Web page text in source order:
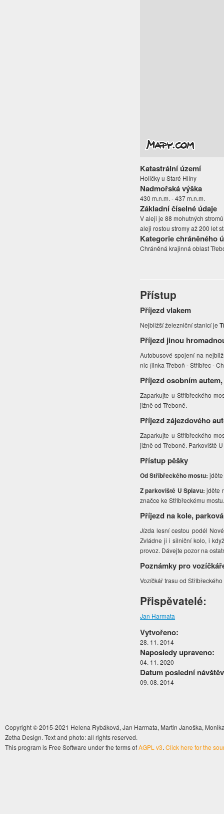
Katastrální území
Holičky u Staré Hlíny
Nadmořská výška
430 m.n.m. - 437 m.n.m.
Základní číselné údaje
V aleji je 88 mohutných
aleji rostou stromy až 200 let
Kategorie chráněného
Chráněná krajinná oblast
Přístup
Příjezd vlakem
Nejbližší železniční stanicí je
Příjezd jinou
Autobusové spojení na
nic (linka Třeboň - Stříbřec -
Příjezd osobním
Zaparkujte u Stříbřeckého
jižně od Třeboně.
Příjezd zájezdového
Zaparkujte u Stříbřeckého
jižně od Třeboně. Parkoviště
Přístup pěšky
Od Stříbřeckého mostu:
Z parkoviště U Splavu: jděte
značce ke Stříbřeckému
Příjezd na kole,
Jízda lesní cestou podél
Zvládne ji i silniční kolo, i
provoz. Dávejte pozor na
Poznámky pro
Vozíčkář trasu od
Přispěvatelé:
Jan Harmata
Vytvořeno:
28. 11. 2014
Naposledy upraveno:
04. 11. 2020
Datum poslední
09. 08. 2014
Copyright © 2015-2021 Helena Rybáková, Jan Harmata, Martin Janoška,
Zetha Design. Text and photo: all rights reserved.
This program is Free Software under the terms ofAGPL v3. Click here for the